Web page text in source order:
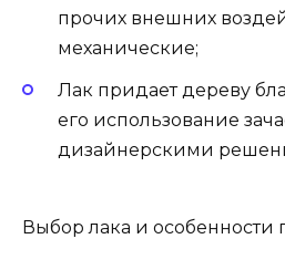
прочих внешних
механические;
Лак придает дереву
его использование
дизайнерскими
Выбор лака и особенности